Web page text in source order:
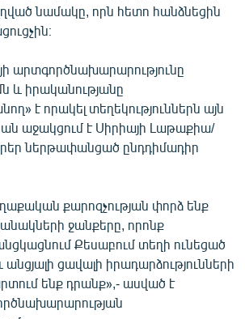
նամակը, որն հետո հանձնեցին
արտգործնախարարությունը
և իրականությանը
է որակել տեղեկություններն այն
աջակցում է Սիրիայի Լաթաքիա/
ներթափանցած ընդդիմադիր
քարոզչության փորձ ենք
ջանքերը, որոնք
Քեսաբում տեղի ունեցած
ցավալի իրադարձությունների
ենք դրանք»,- ասված է